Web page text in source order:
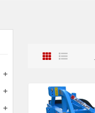


